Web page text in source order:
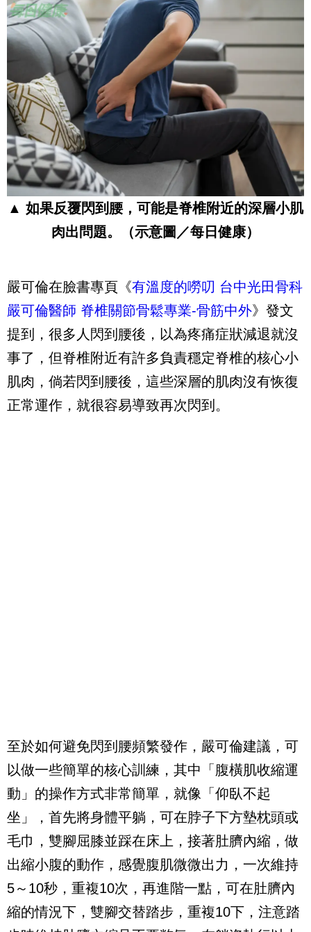
▲ 如果反覆閃到腰，可能是脊椎附近的深層小肌
肉出問題。（示意圖／每日健康）
嚴可倫在臉書專頁《有溫度的嘮叨 台中光田骨科
嚴可倫醫師 脊椎關節骨鬆專業-骨筋中外》發文
提到，很多人閃到腰後，以為疼痛症狀減退就沒
事了，但脊椎附近有許多負責穩定脊椎的核心小
肌肉，倘若閃到腰後，這些深層的肌肉沒有恢復
正常運作，就很容易導致再次閃到。
至於如何避免閃到腰頻繁發作，嚴可倫建議，可
以做一些簡單的核心訓練，其中「腹橫肌收縮運
動」的操作方式非常簡單，就像「仰臥不起
坐」，首先將身體平躺，可在脖子下方墊枕頭或
毛巾，雙腳屈膝並踩在床上，接著肚臍內縮，做
出縮小腹的動作，感覺腹肌微微出力，一次維持
5～10秒，重複10次，再進階一點，可在肚臍內
縮的情況下，雙腳交替踏步，重複10下，注意踏